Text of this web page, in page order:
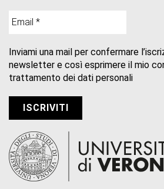
Inviami una mail per confermare
newsletter e così esprimere il mio
trattamento dei dati personali